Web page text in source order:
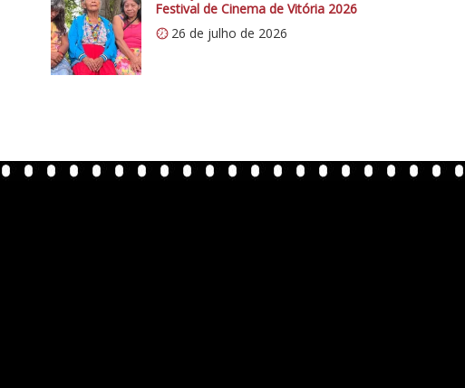
Festival de Cinema de Vitória 2026
26 de julho de 2026